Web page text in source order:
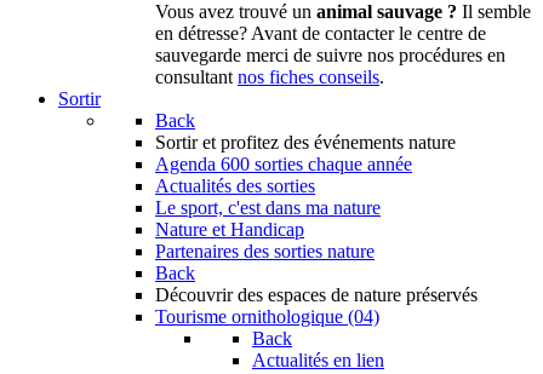
Vous avez trouvé un animal sauvage ? Il semble
en détresse? Avant de contacter le centre de
sauvegarde merci de suivre nos procédures en
consultant nos fiches conseils.
Sortir
Back
Sortir et profitez des événements nature
Agenda 600 sorties chaque année
Actualités des sorties
Le sport, c'est dans ma nature
Nature et Handicap
Partenaires des sorties nature
Back
Découvrir des espaces de nature préservés
Tourisme ornithologique (04)
Back
Actualités en lien